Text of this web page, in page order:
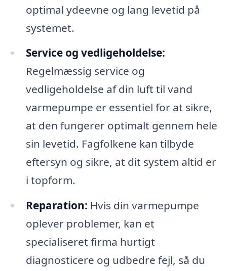
optimal ydeevne og lang levetid på
systemet.
Service og vedligeholdelse:
Regelmæssig service og
vedligeholdelse af din luft til vand
varmepumpe er essentiel for at sikre,
at den fungerer optimalt gennem hele
sin levetid. Fagfolkene kan tilbyde
eftersyn og sikre, at dit system altid er
i topform.
Reparation: Hvis din varmepumpe
oplever problemer, kan et
specialiseret firma hurtigt
diagnosticere og udbedre fejl, så du